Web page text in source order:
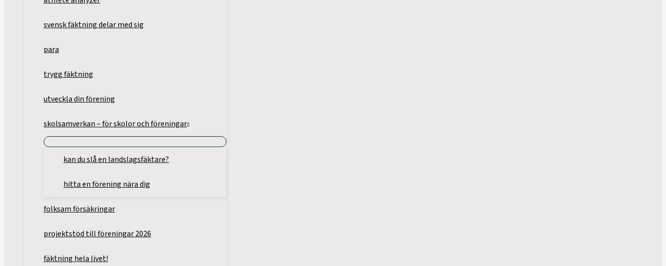
svensk fäktning delar med sig
para
trygg fäktning
utveckla din förening
skolsamverkan – för skolor och föreningar
kan du slå en landslagsfäktare?
hitta en förening nära dig
folksam försäkringar
projektstöd till föreningar 2026
fäktning hela livet!